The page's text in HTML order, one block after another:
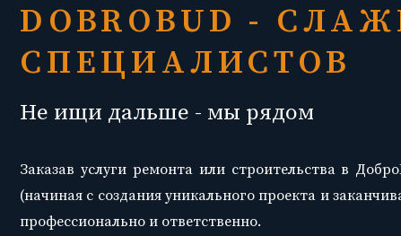
DOBROBUD -
СПЕЦИАЛИСТОВ
Не ищи дальше - мы рядом
Заказав услуги ремонта или строительства в
(начиная с создания уникального проекта и
профессионально и ответственно.